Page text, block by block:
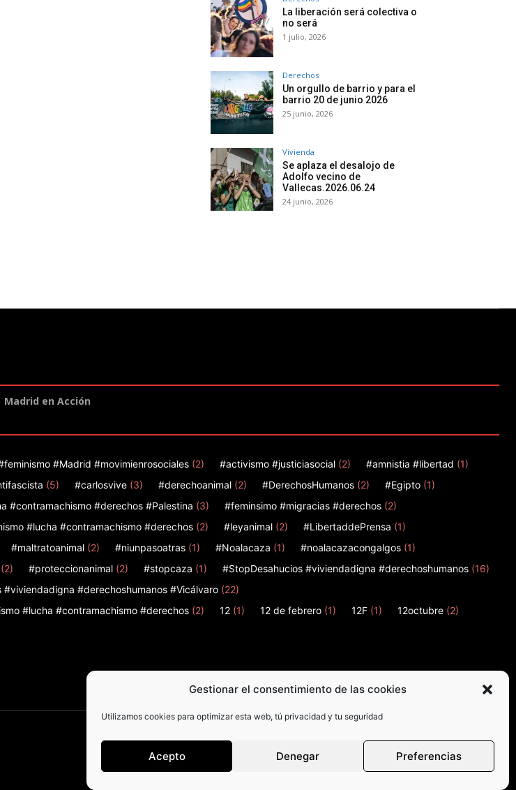
Gestionar el consentimiento de las cookies
Utilizamos cookies para optimizar esta web, tú privacidad y tu seguridad
Acepto Denegar Preferencias
La liberación será colectiva o
no será
1 julio, 2026
Derechos
Un orgullo de barrio y para el
barrio 20 de junio 2026
25 junio, 2026
Vivienda
Se aplaza el desalojo de
Adolfo vecino de
Vallecas.2026.06.24
24 junio, 2026
Madrid en Acción
#Madrid #movimienrosociales (2) #activismo #justiciasocial (2) #amnistia #libertad (1)
(5) #carlosvive (3) #derechoanimal (2) #DerechosHumanos (2) #Egipto (1)
#contramachismo #derechos #Palestina (3) #feminsimo #migracias #derechos (2)
#lucha #contramachismo #derechos (2) #leyanimal (2) #LibertaddePrensa (1)
#maltratoanimal (2) #niunpasoatras (1) #Noalacaza (1) #noalacazacongalgos (1)
(2) #proteccionanimal (2) #stopcaza (1) #StopDesahucios #viviendadigna #derechoshumanos (16)
#viviendadigna #derechoshumanos #Vicálvaro (22)
#lucha #contramachismo #derechos (2) 12 (1) 12 de febrero (1) 12F (1) 12octubre (2)
© Madrid en Acción 2026